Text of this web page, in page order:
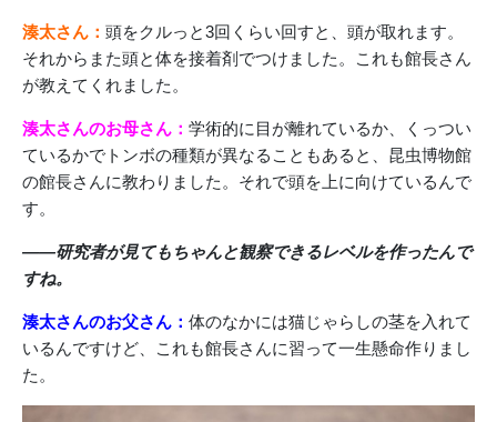
湊太さん： 頭をクルっと3回くらい回すと、頭が取れます。
それからまた頭と体を接着剤でつけました。これも館長さん
が教えてくれました。
湊太さんのお母さん： 学術的に目が離れているか、くっつい
ているかでトンボの種類が異なることもあると、昆虫博物館
の館長さんに教わりました。それで頭を上に向けているんで
す。
――研究者が見てもちゃんと観察できるレベルを作ったんで
すね。
湊太さんのお父さん： 体のなかには猫じゃらしの茎を入れて
いるんですけど、これも館長さんに習って一生懸命作りまし
た。